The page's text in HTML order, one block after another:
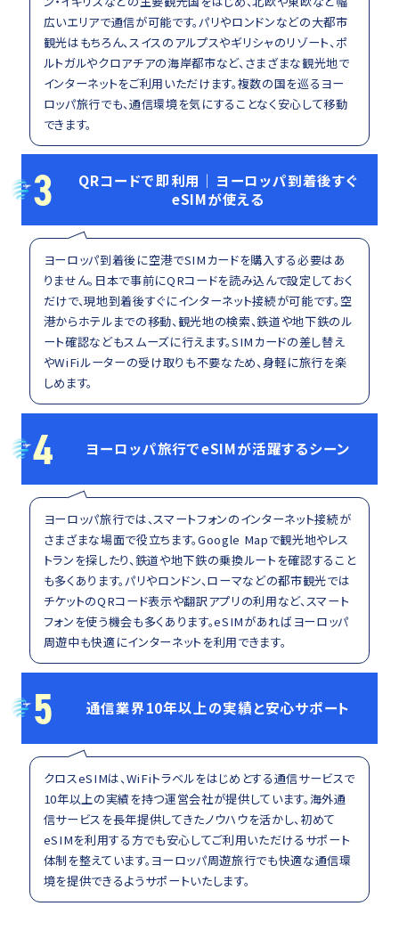
広いエリアで通信が可能です。パリやロンドンなどの大都市
観光はもちろん、スイスのアルプスやギリシャのリゾート、ポ
ルトガルやクロアチアの海岸都市など、さまざまな観光地で
インターネットをご利用いただけます。複数の国を巡るヨー
ロッパ旅行でも、通信環境を気にすることなく安心して移動
できます。
3
QRコードで即利用｜ヨーロッパ到着後すぐ
eSIMが使える
ヨーロッパ到着後に空港でSIMカードを購入する必要はあ
りません。日本で事前にQRコードを読み込んで設定しておく
だけで、現地到着後すぐにインターネット接続が可能です。空
港からホテルまでの移動、観光地の検索、鉄道や地下鉄のル
ート確認などもスムーズに行えます。SIMカードの差し替え
やWiFiルーターの受け取りも不要なため、身軽に旅行を楽
しめます。
4 ヨーロッパ旅行でeSIMが活躍するシーン
ヨーロッパ旅行では、スマートフォンのインターネット接続が
さまざまな場面で役立ちます。Google Mapで観光地やレス
トランを探したり、鉄道や地下鉄の乗換ルートを確認すること
も多くあります。パリやロンドン、ローマなどの都市観光では
チケットのQRコード表示や翻訳アプリの利用など、スマート
フォンを使う機会も多くあります。eSIMがあればヨーロッパ
周遊中も快適にインターネットを利用できます。
5 通信業界10年以上の実績と安心サポート
クロスeSIMは、WiFiトラベルをはじめとする通信サービスで
10年以上の実績を持つ運営会社が提供しています。海外通
信サービスを長年提供してきたノウハウを活かし、初めて
eSIMを利用する方でも安心してご利用いただけるサポート
体制を整えています。ヨーロッパ周遊旅行でも快適な通信環
境を提供できるようサポートいたします。